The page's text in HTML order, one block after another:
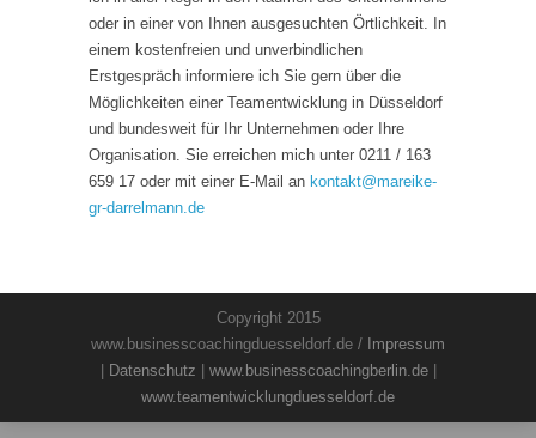
oder in einer von Ihnen ausgesuchten Örtlichkeit. In
einem kostenfreien und unverbindlichen
Erstgespräch informiere ich Sie gern über die
Möglichkeiten einer Teamentwicklung in Düsseldorf
und bundesweit für Ihr Unternehmen oder Ihre
Organisation. Sie erreichen mich unter 0211 / 163
659 17 oder mit einer E-Mail an kontakt@mareike-
gr-darrelmann.de
Copyright 2015
www.businesscoachingduesseldorf.de / Impressum
Datenschutz www.businesscoachingberlin.de|
www.teamentwicklungduesseldorf.de